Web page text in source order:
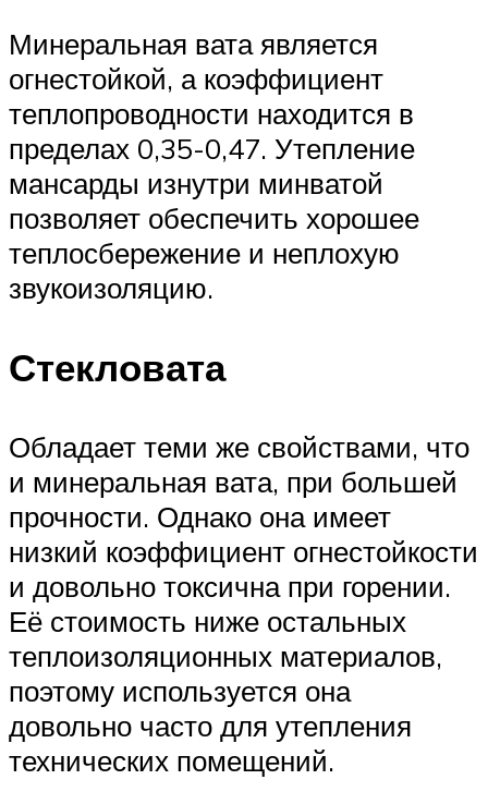
Минеральная вата является
огнестойкой, а коэффициент
теплопроводности находится в
пределах 0,35-0,47. Утепление
мансарды изнутри минватой
позволяет обеспечить хорошее
теплосбережение и неплохую
звукоизоляцию.
Стекловата
Обладает теми же свойствами, что
и минеральная вата, при большей
прочности. Однако она имеет
низкий коэффициент огнестойкости
и довольно токсична при горении.
Её стоимость ниже остальных
теплоизоляционных материалов,
поэтому используется она
довольно часто для утепления
технических помещений.